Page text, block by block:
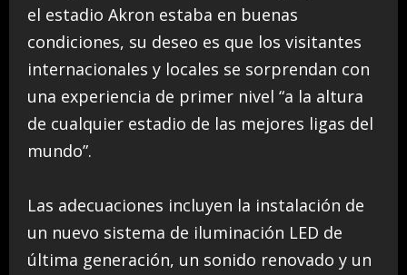
el estadio Akron estaba en buenas
condiciones, su deseo es que los visitantes
internacionales y locales se sorprendan con
una experiencia de primer nivel “a la altura
de cualquier estadio de las mejores ligas del
mundo”.
Las adecuaciones incluyen la instalación de
un nuevo sistema de iluminación LED de
última generación, un sonido renovado y un